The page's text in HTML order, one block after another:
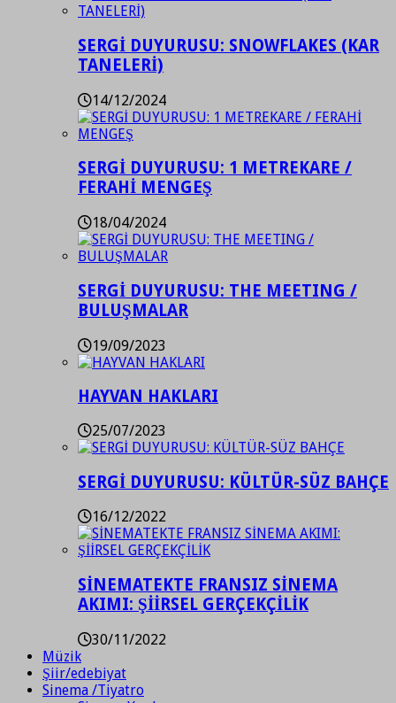
SERGİ DUYURUSU: SNOWFLAKES (KAR
TANELERİ)
14/12/2024
SERGİ DUYURUSU: 1 METREKARE /
FERAHİ MENGEŞ
18/04/2024
SERGİ DUYURUSU: THE MEETING /
BULUŞMALAR
19/09/2023
HAYVAN HAKLARI
25/07/2023
SERGİ DUYURUSU: KÜLTÜR-SÜZ BAHÇE
16/12/2022
SİNEMATEKTE FRANSIZ SİNEMA
AKIMI: ŞİİRSEL GERÇEKÇİLİK
30/11/2022
Müzik
Şiir/edebiyat
Sinema /Tiyatro